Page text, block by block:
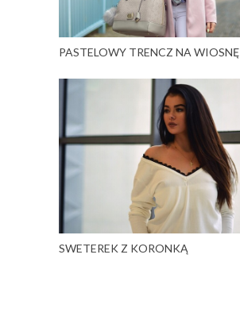
PASTELOWY TRENCZ NA WIOSNĘ
SWETEREK Z KORONKĄ